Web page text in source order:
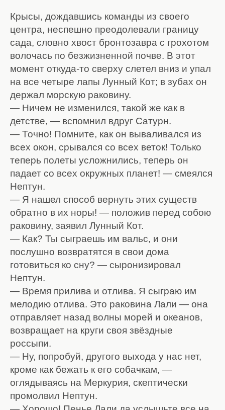
Крысы, дождавшись команды из своего
центра, неспешно преодолевали границу
сада, словно хвост бронтозавра с грохотом
волочась по безжизненной почве. В этот
момент откуда-то сверху слетел вниз и упал
на все четыре лапы Лунный Кот; в зубах он
держал морскую раковину.
— Ничем не изменился, такой же как в
детстве, — вспомнил вдруг Сатурн.
— Точно! Помните, как он вываливался из
всех окон, срывался со всех веток! Только
теперь полеты усложнились, теперь он
падает со всех окружных планет! — смеялся
Нептун.
— Я нашел способ вернуть этих существ
обратно в их норы! — положив перед собою
раковину, заявил Лунный Кот.
— Как? Ты сыграешь им вальс, и они
послушно возвратятся в свои дома
готовиться ко сну? — сыронизировал
Нептун.
— Время прилива и отлива. Я сыграю им
мелодию отлива. Это раковина Лали — она
отправляет назад волны морей и океанов,
возвращает на круги своя звёздные
россыпи.
— Ну, попробуй, другого выхода у нас нет,
кроме как бежать к его собачкам, —
оглядываясь на Меркурия, скептически
промолвил Нептун.